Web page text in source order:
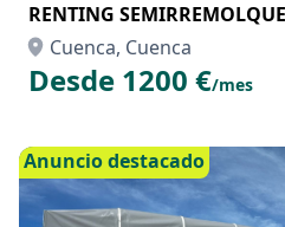
RENTING
Cuenca, Cuenca
Desde 1200 €/mes
Anuncio destacado